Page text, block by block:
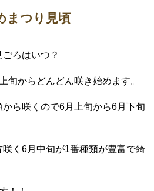
まつり見頃
ろはいつ？
旬からどんどん咲き始めます。
ら咲くので6月上旬から6月下旬
く6月中旬が1番種類が豊富で綺